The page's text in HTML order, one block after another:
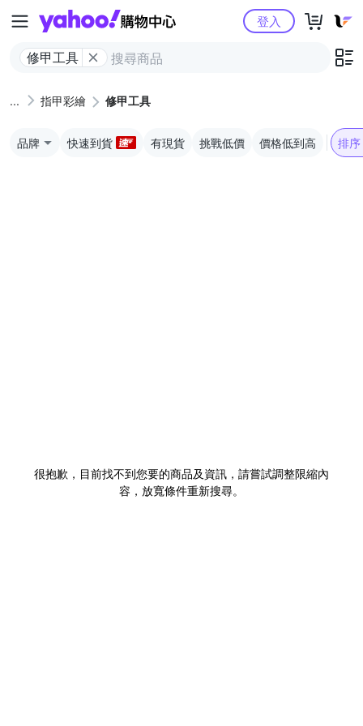
Yahoo購物中心
修甲工具
登入
指甲彩繪 修甲工具
品牌 快速到貨 有現貨 挑戰低價 價格低到高 排序
很抱歉，目前找不到您要的商品及資訊，請嘗試調整限縮內
容，放寬條件重新搜尋。